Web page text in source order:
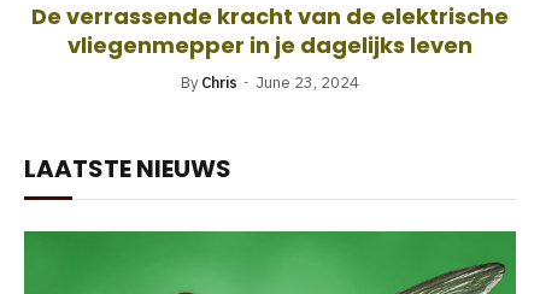
De verrassende kracht van de elektrische
vliegenmepper in je dagelijks leven
By Chris June 23, 2024
LAATSTE NIEUWS